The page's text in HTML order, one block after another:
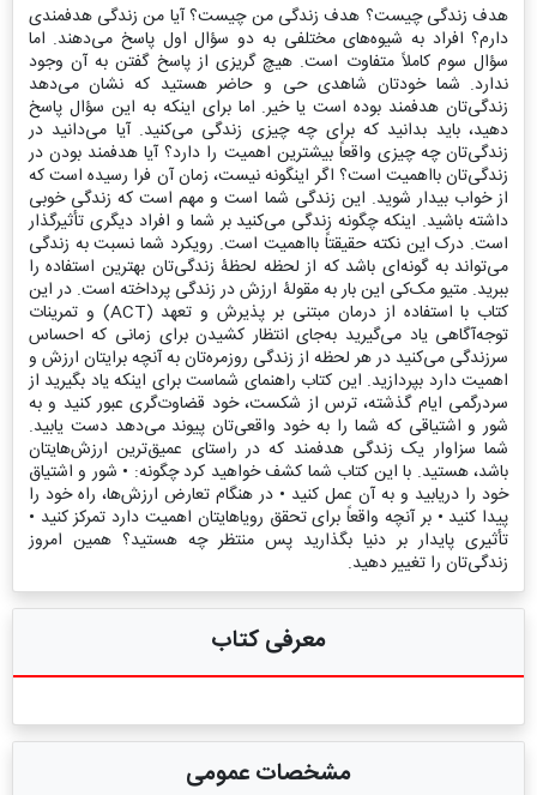
هدف زندگی چیست؟ هدف زندگی من چیست؟ آیا من زندگی هدفمندی
دارم؟ افراد به شیوه‌های مختلفی به دو سؤال اول پاسخ می‌دهند. اما
سؤال سوم کاملاً متفاوت است. هیچ گریزی از پاسخ گفتن به آن وجود
ندارد. شما خودتان شاهدی حی و حاضر هستید که نشان می‌دهد
زندگی‌تان هدفمند بوده است یا خیر. اما برای اینکه به این سؤال پاسخ
دهید، باید بدانید که برای چه چیزی زندگی می‌کنید. آیا می‌دانید در
زندگی‌تان چه چیزی واقعاً بیشترین اهمیت را دارد؟ آیا هدفمند بودن در
زندگی‌تان بااهمیت است؟ اگر اینگونه نیست، زمان آن فرا رسیده است که
از خواب بیدار شوید. این زندگی شما است و مهم است که زندگی خوبی
داشته باشید. اینکه چگونه زندگی می‌کنید بر شما و افراد دیگری تأثیرگذار
است. درک این نکته حقیقتاً بااهمیت است. رویکرد شما نسبت به زندگی
می‌تواند به گونه‌ای باشد که از لحظه لحظۀ زندگی‌تان بهترین استفاده را
ببرید. متیو مک‌کی این بار به مقولۀ ارزش در زندگی پرداخته است. در این
کتاب با استفاده از درمان مبتنی بر پذیرش و تعهد (ACT) و تمرینات
توجه‌آگاهی یاد می‌گیرید به‌جای انتظار کشیدن برای زمانی که احساس
سرزندگی می‌کنید در هر لحظه از زندگی روزمره‌تان به آنچه برایتان ارزش و
اهمیت دارد بپردازید. این کتاب راهنمای شماست برای اینکه یاد بگیرید از
سردرگمی ایام گذشته، ترس از شکست، خود قضاوت‌گری عبور کنید و به
شور و اشتیاقی که شما را به خود واقعی‌تان پیوند می‌دهد دست یابید.
شما سزاوار یک زندگی هدفمند که در راستای عمیق‌ترین ارزش‌هایتان
باشد، هستید. با این کتاب شما کشف خواهید کرد چگونه: • شور و اشتیاق
خود را دریابید و به آن عمل کنید • در هنگام تعارض ارزش‌ها، راه خود را
پیدا کنید • بر آنچه واقعاً برای تحقق رویاهایتان اهمیت دارد تمرکز کنید •
تأثیری پایدار بر دنیا بگذارید پس منتظر چه هستید؟ همین امروز
زندگی‌تان را تغییر دهید.
معرفی کتاب
مشخصات عمومی